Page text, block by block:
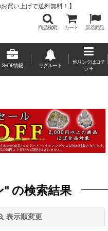
買い上げで送料無料！】
商品検索 カート 新着商品
SHOP情報 リクルート
他リンクはコチ
ラ→
" の検索結果
表示順変更